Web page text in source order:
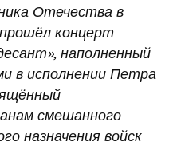
Отечества в
концерт
наполненный
в исполнении Петра
смешанного
назначения войск